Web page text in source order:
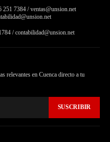
7384 / ventas@unsion.net
/ contabilidad@unsion.net
relevantes en Cuenca directo a tu
SUSCRIBIR